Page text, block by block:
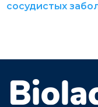
сосудистых